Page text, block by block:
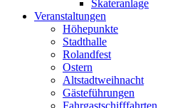
Skateranlage
Veranstaltungen
Höhepunkte
Stadthalle
Rolandfest
Ostern
Altstadtweihnacht
Gästeführungen
Fahrgastschifffahrten